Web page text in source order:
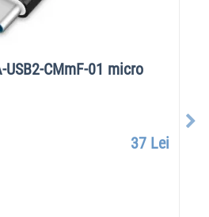
CMmF-01 micro
37 Lei